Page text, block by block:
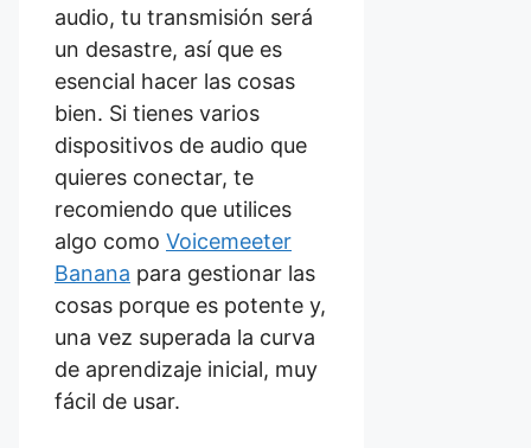
audio, tu transmisión será
un desastre, así que es
esencial hacer las cosas
bien. Si tienes varios
dispositivos de audio que
quieres conectar, te
recomiendo que utilices
algo como Voicemeeter
Banana para gestionar las
cosas porque es potente y,
una vez superada la curva
de aprendizaje inicial, muy
fácil de usar.